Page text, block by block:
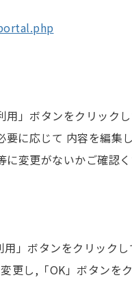
」ボタンをクリック
に応じて 内容を編集し
変更がないかご確認
」ボタンをクリックし
更し,「OK」ボタンを